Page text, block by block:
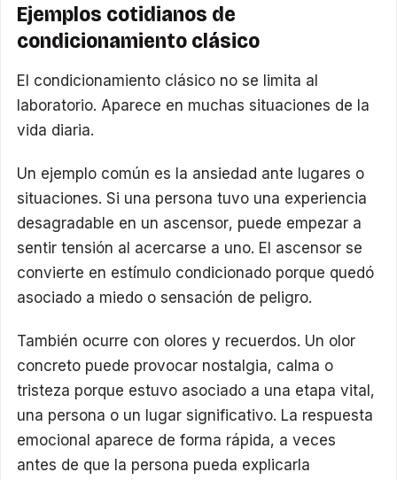
Ejemplos cotidianos de
condicionamiento clásico
El condicionamiento clásico no se limita al
laboratorio. Aparece en muchas situaciones de la
vida diaria.
Un ejemplo común es la ansiedad ante lugares o
situaciones. Si una persona tuvo una experiencia
desagradable en un ascensor, puede empezar a
sentir tensión al acercarse a uno. El ascensor se
convierte en estímulo condicionado porque quedó
asociado a miedo o sensación de peligro.
También ocurre con olores y recuerdos. Un olor
concreto puede provocar nostalgia, calma o
tristeza porque estuvo asociado a una etapa vital,
una persona o un lugar significativo. La respuesta
emocional aparece de forma rápida, a veces
antes de que la persona pueda explicarla